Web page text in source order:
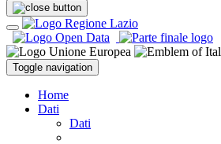
Toggle navigation
Home
Dati
Dati